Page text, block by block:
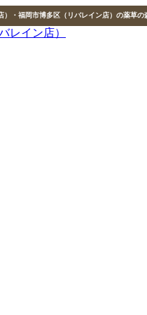
・福岡市博多区（リバレイン店）の薬草の